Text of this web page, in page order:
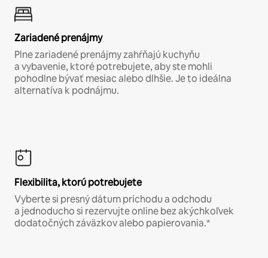
Zariadené prenájmy
Plne zariadené prenájmy zahŕňajú kuchyňu
a vybavenie, ktoré potrebujete, aby ste mohli
pohodlne bývať mesiac alebo dlhšie. Je to ideálna
alternatíva k podnájmu.
Flexibilita, ktorú potrebujete
Vyberte si presný dátum príchodu a odchodu
a jednoducho si rezervujte online bez akýchkoľvek
dodatočných záväzkov alebo papierovania.*